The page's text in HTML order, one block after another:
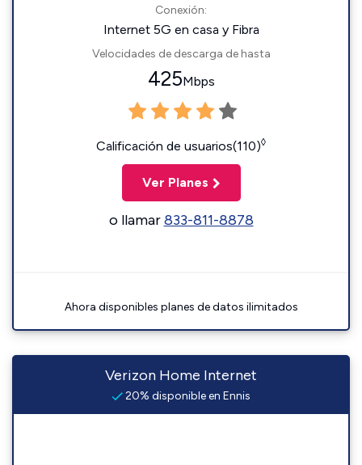
Conexión:
Internet 5G en casa y Fibra
Velocidades de descarga de hasta
425Mbps
Calificación de usuarios(110)◊
Ver Planes
o llamar833-811-8878
Ahora disponibles planes de datos ilimitados
Verizon Home Internet
20% disponible en Ennis